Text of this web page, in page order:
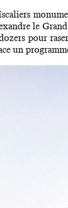
le
pour
un